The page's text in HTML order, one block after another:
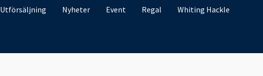
Utförsäljning Nyheter Event Regal
Whiting Hackle